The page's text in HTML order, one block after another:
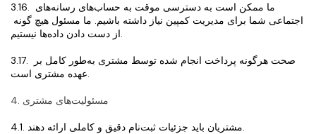
3.16. ما ممکن است به دسترسی موقت به حساب‌های رسانه‌های
از دست دادن داده‌ها نیستیم.
3.17. صحت هرگونه پرداخت انجام شده توسط مشتری به‌طور کامل بر
عهده مشتری است.
4. مسئولیت‌های مشتری
4.1. مشتریان باید جزئیات ثبت‌نام دقیق و کاملی ارائه دهند.